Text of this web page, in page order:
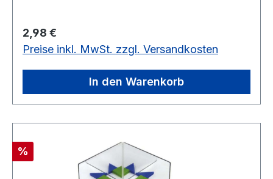
Regulärer Preis:
2,98 €
Preise inkl. MwSt. zzgl. Versandkosten
In den Warenkorb
Rabatt
%